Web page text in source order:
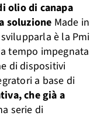
olio di canapa
soluzione Made in
è la Pmi
tempo impegnata
di dispositivi
a base di
che già a
serie di